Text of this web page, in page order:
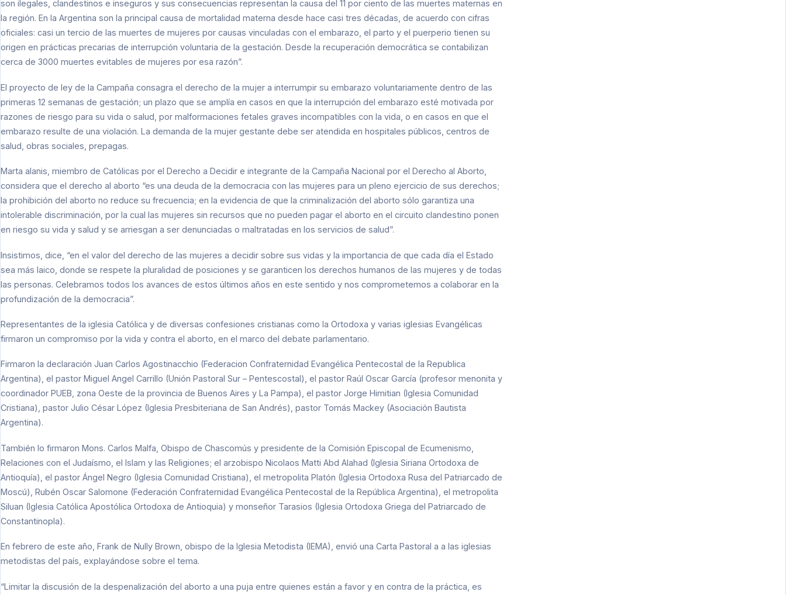
son ilegales, clandestinos e inseguros y sus consecuencias representan la causa del 11 por ciento de las muertes maternas en
la región. En la Argentina son la principal causa de mortalidad materna desde hace casi tres décadas, de acuerdo con cifras
oficiales: casi un tercio de las muertes de mujeres por causas vinculadas con el embarazo, el parto y el puerperio tienen su
origen en prácticas precarias de interrupción voluntaria de la gestación. Desde la recuperación democrática se contabilizan
cerca de 3000 muertes evitables de mujeres por esa razón”.
El proyecto de ley de la Campaña consagra el derecho de la mujer a interrumpir su embarazo voluntariamente dentro de las
primeras 12 semanas de gestación; un plazo que se amplía en casos en que la interrupción del embarazo esté motivada por
razones de riesgo para su vida o salud, por malformaciones fetales graves incompatibles con la vida, o en casos en que el
embarazo resulte de una violación. La demanda de la mujer gestante debe ser atendida en hospitales públicos, centros de
salud, obras sociales, prepagas.
Marta alanis, miembro de Católicas por el Derecho a Decidir e integrante de la Campaña Nacional por el Derecho al Aborto,
considera que el derecho al aborto “es una deuda de la democracia con las mujeres para un pleno ejercicio de sus derechos;
la prohibición del aborto no reduce su frecuencia; en la evidencia de que la criminalización del aborto sólo garantiza una
intolerable discriminación, por la cual las mujeres sin recursos que no pueden pagar el aborto en el circuito clandestino ponen
en riesgo su vida y salud y se arriesgan a ser denunciadas o maltratadas en los servicios de salud”.
Insistimos, dice, “en el valor del derecho de las mujeres a decidir sobre sus vidas y la importancia de que cada día el Estado
sea más laico, donde se respete la pluralidad de posiciones y se garanticen los derechos humanos de las mujeres y de todas
las personas. Celebramos todos los avances de estos últimos años en este sentido y nos comprometemos a colaborar en la
profundización de la democracia”.
Representantes de la iglesia Católica y de diversas confesiones cristianas como la Ortodoxa y varias iglesias Evangélicas
firmaron un compromiso por la vida y contra el aborto, en el marco del debate parlamentario.
Firmaron la declaración Juan Carlos Agostinacchio (Federacion Confraternidad Evangélica Pentecostal de la Republica
Argentina), el pastor Miguel Angel Carrillo (Unión Pastoral Sur – Pentescostal), el pastor Raúl Oscar García (profesor menonita y
coordinador PUEB, zona Oeste de la provincia de Buenos Aires y La Pampa), el pastor Jorge Himitian (Iglesia Comunidad
Cristiana), pastor Julio César López (Iglesia Presbiteriana de San Andrés), pastor Tomás Mackey (Asociación Bautista
Argentina).
También lo firmaron Mons. Carlos Malfa, Obispo de Chascomús y presidente de la Comisión Episcopal de Ecumenismo,
Relaciones con el Judaísmo, el Islam y las Religiones; el arzobispo Nicolaos Matti Abd Alahad (Iglesia Siriana Ortodoxa de
Antioquía), el pastor Ángel Negro (Iglesia Comunidad Cristiana), el metropolita Platón (Iglesia Ortodoxa Rusa del Patriarcado de
Moscú), Rubén Oscar Salomone (Federación Confraternidad Evangélica Pentecostal de la República Argentina), el metropolita
Siluan (Iglesia Católica Apostólica Ortodoxa de Antioquia) y monseñor Tarasios (Iglesia Ortodoxa Griega del Patriarcado de
Constantinopla).
En febrero de este año, Frank de Nully Brown, obispo de la Iglesia Metodista (IEMA), envió una Carta Pastoral a a las iglesias
metodistas del país, explayándose sobre el tema.
“Limitar la discusión de la despenalización del aborto a una puja entre quienes están a favor y en contra de la práctica, es